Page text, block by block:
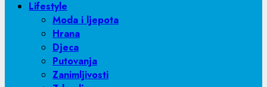
Lifestyle
Moda i ljepota
Hrana
Djeca
Putovanja
Zanimljivosti